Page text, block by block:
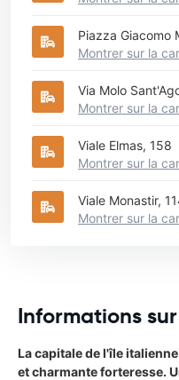
Piazza Giacomo
Montrer sur la
Via Molo
Montrer sur la
Viale Elmas, 158
Montrer sur la
Viale Monastir,
Montrer sur la
Informations
La capitale de l'île
et charmante forteresse.